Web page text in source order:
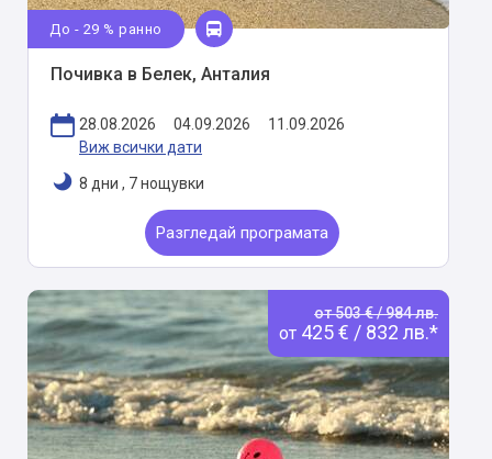
До - 29 % ранно
Почивка в Белек, Анталия
28.08.2026 04.09.2026
11.09.2026
Виж всички дати
8 дни , 7 нощувки
Разгледай програмата
от 503 € / 984 лв.
от 425 € / 832 лв.*